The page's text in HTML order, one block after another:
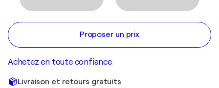
Proposer un prix
Achetez en toute confiance
Livraison et retours gratuits